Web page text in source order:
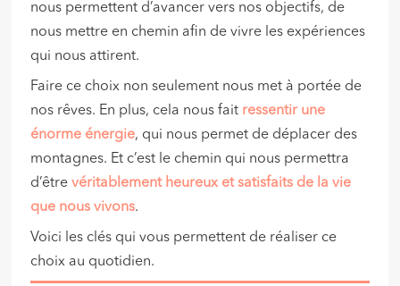
nous permettent d’avancer vers nos objectifs, de
nous mettre en chemin afin de vivre les expériences
qui nous attirent.
Faire ce choix non seulement nous met à portée de
nos rêves. En plus, cela nous fait ressentir une
énorme énergie, qui nous permet de déplacer des
montagnes. Et c’est le chemin qui nous permettra
d’êtrevéritablement heureux et satisfaits de la vie
que nous vivons.
Voici les clés qui vous permettent de réaliser ce
choix au quotidien.